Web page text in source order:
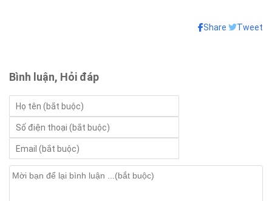
Share Tweet
Bình luận, Hỏi đáp